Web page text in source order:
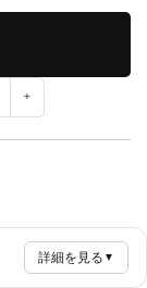
詳細を見る ▼